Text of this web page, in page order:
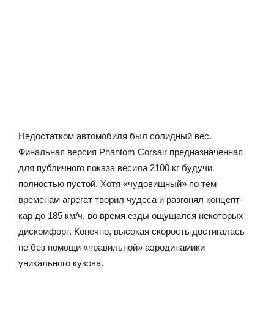
Недостатком автомобиля был солидный вес.
Финальная версия Phantom Corsair предназначенная
для публичного показа весила 2100 кг будучи
полностью пустой. Хотя «чудовищный» по тем
временам агрегат творил чудеса и разгонял концепт-
кар до 185 км/ч, во время езды ощущался некоторых
дискомфорт. Конечно, высокая скорость достигалась
не без помощи «правильной» аэродинамики
уникального кузова.